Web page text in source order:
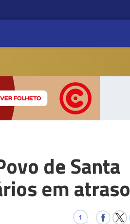
de Santa
em atraso
1